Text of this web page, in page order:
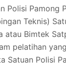
Polisi Pamong
Teknis)
atau Bimtek
pelatihan
Satuan Polisi